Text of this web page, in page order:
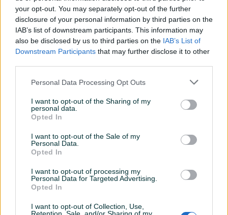
your opt-out. You may separately opt-out of the further
disclosure of your personal information by third parties on the
IAB’s list of downstream participants. This information may
also be disclosed by us to third parties on the IAB’s List of
Downstream Participants that may further disclose it to other
Personal Data Processing Opt Outs
I want to opt-out of the Sharing of my
personal data.
Opted In
I want to opt-out of the Sale of my
Personal Data.
Opted In
I want to opt-out of processing my
Personal Data for Targeted Advertising.
Opted In
I want to opt-out of Collection, Use,
Galerija caddy kedi citroen
berlingo peugeot partner
prije 20 sati
Dostupno
Liqui DPF Katalizator cistac
prije dan
A0009004613
MODUL MERCEDES E CLASS
PIK SHOP
Novo